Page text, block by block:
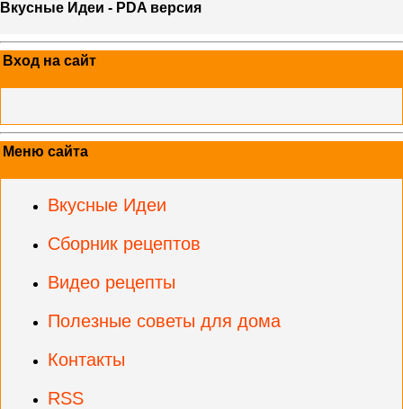
Вкусные Идеи - PDA версия
Вход на сайт
Меню сайта
Вкусные Идеи
Сборник рецептов
Видео рецепты
Полезные советы для дома
Контакты
RSS